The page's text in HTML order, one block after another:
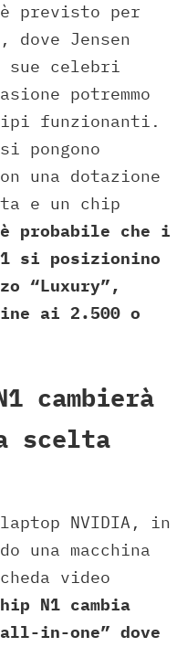
previsto per
, dove Jensen
sue celebri
potremmo
funzionanti.
pongono
una dotazione
e un chip
è probabile che i
si posizionino
“Luxury”,
ai 2.500 o
cambierà
scelta
laptop NVIDIA, in
una macchina
video
N1 cambia
in-one” dove